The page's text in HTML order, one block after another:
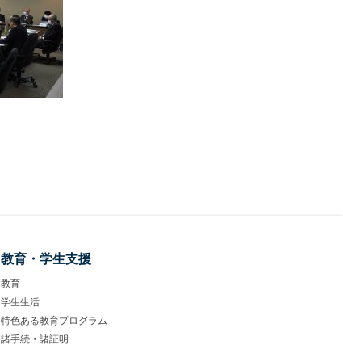
教育・学生支援
教育
学生生活
特色ある教育プログラム
諸手続・諸証明